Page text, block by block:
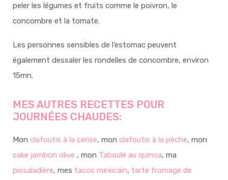
peler les légumes et fruits comme le poivron, le
concombre et la tomate.
Les personnes sensibles de l’estomac peuvent
également dessaler les rondelles de concombre, environ
15mn.
MES AUTRES RECETTES POUR
JOURNÉES CHAUDES:
Mon clafoutis à la cerise, mon clafoutis à la pèche, mon
cake jambon olive , mon Taboulé au quinoa, ma
pissaladière, mes tacos mexicain, tarte fromage de